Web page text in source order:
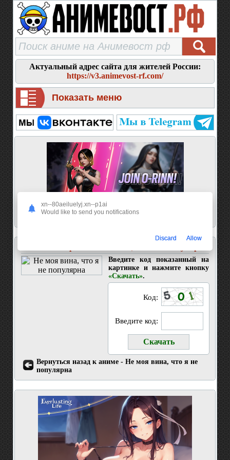
Актуальный адрес сайта для жителей России:
https://v3.animevost-rf.com/
Показать меню
Введите код показанный на
картинке и нажмите кнопку
«Скачать».
Код:
Введите код:
Вернуться назад к аниме - Не моя вина, что я не
популярна
xn--80aeiluelyj.xn--p1ai
Would like to send you notifications
Discard Allow